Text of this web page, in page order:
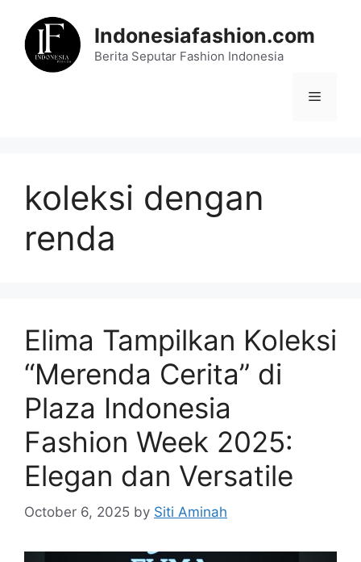
content
Indonesiafashion.com
Berita Seputar Fashion Indonesia
Menu
koleksi dengan
renda
Elima Tampilkan Koleksi
“Merenda Cerita” di
Plaza Indonesia
Fashion Week 2025:
Elegan dan Versatile
October 6, 2025 by Siti Aminah